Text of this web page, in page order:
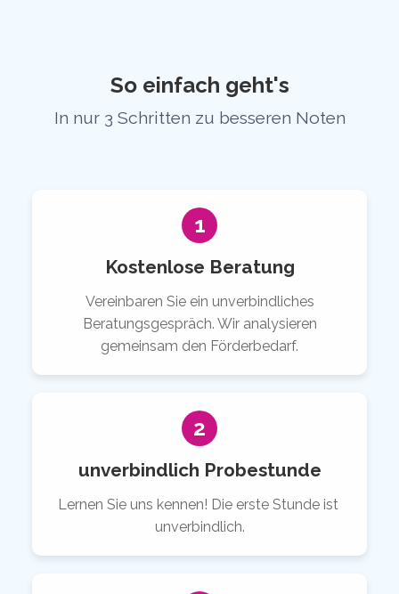
So einfach geht's
In nur 3 Schritten zu besseren Noten
1
Kostenlose Beratung
Vereinbaren Sie ein unverbindliches
Beratungsgespräch. Wir analysieren
gemeinsam den Förderbedarf.
2
unverbindlich Probestunde
Lernen Sie uns kennen! Die erste Stunde ist
unverbindlich.